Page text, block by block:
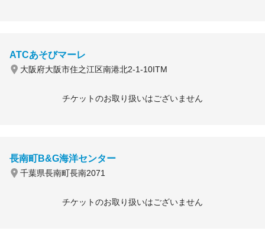
ATCあそびマーレ
大阪府大阪市住之江区南港北2-1-10ITM
チケットのお取り扱いはございません
長南町B&G海洋センター
千葉県長南町長南2071
チケットのお取り扱いはございません